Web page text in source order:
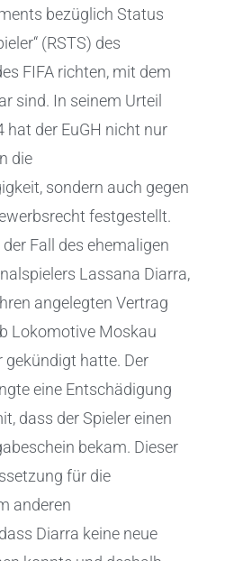
bezüglich Status
(RSTS) des
FIFA richten, mit dem
sind. In seinem Urteil
hat der EuGH nicht nur
die
sondern auch gegen
festgestellt.
Fall des ehemaligen
Lassana Diarra,
angelegten Vertrag
Lokomotive Moskau
gekündigt hatte. Der
eine Entschädigung
dass der Spieler einen
bekam. Dieser
für die
anderen
Diarra keine neue